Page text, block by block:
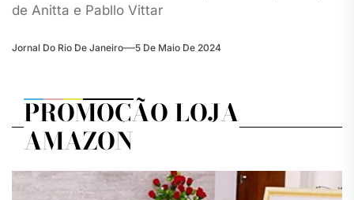
de Anitta e Pabllo Vittar
Jornal Do Rio De Janeiro 5 De Maio De 2024
PROMOÇÃO LOJA
AMAZON